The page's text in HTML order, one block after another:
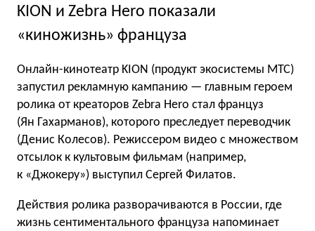
KION и Zebra Hero показали
«киножизнь» француза
Онлайн-кинотеатр KION (продукт экосистемы МТС)
запустил рекламную кампанию — главным героем
ролика от креаторов Zebra Hero стал француз
(Ян Гахарманов), которого преследует переводчик
(Денис Колесов). Режиссером видео с множеством
отсылок к культовым фильмам (например,
к «Джокеру») выступил Сергей Филатов.
Действия ролика разворачиваются в России, где
жизнь сентиментального француза напоминает